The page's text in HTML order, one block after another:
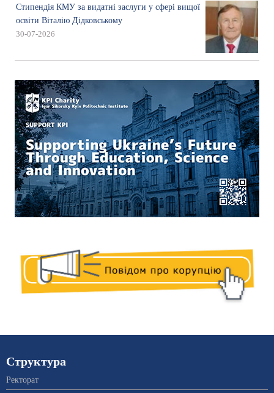
Стипендія КМУ за видатні заслуги у сфері вищої
освіти Віталію Дідковському
30-07-2026
Структура
Ректорат